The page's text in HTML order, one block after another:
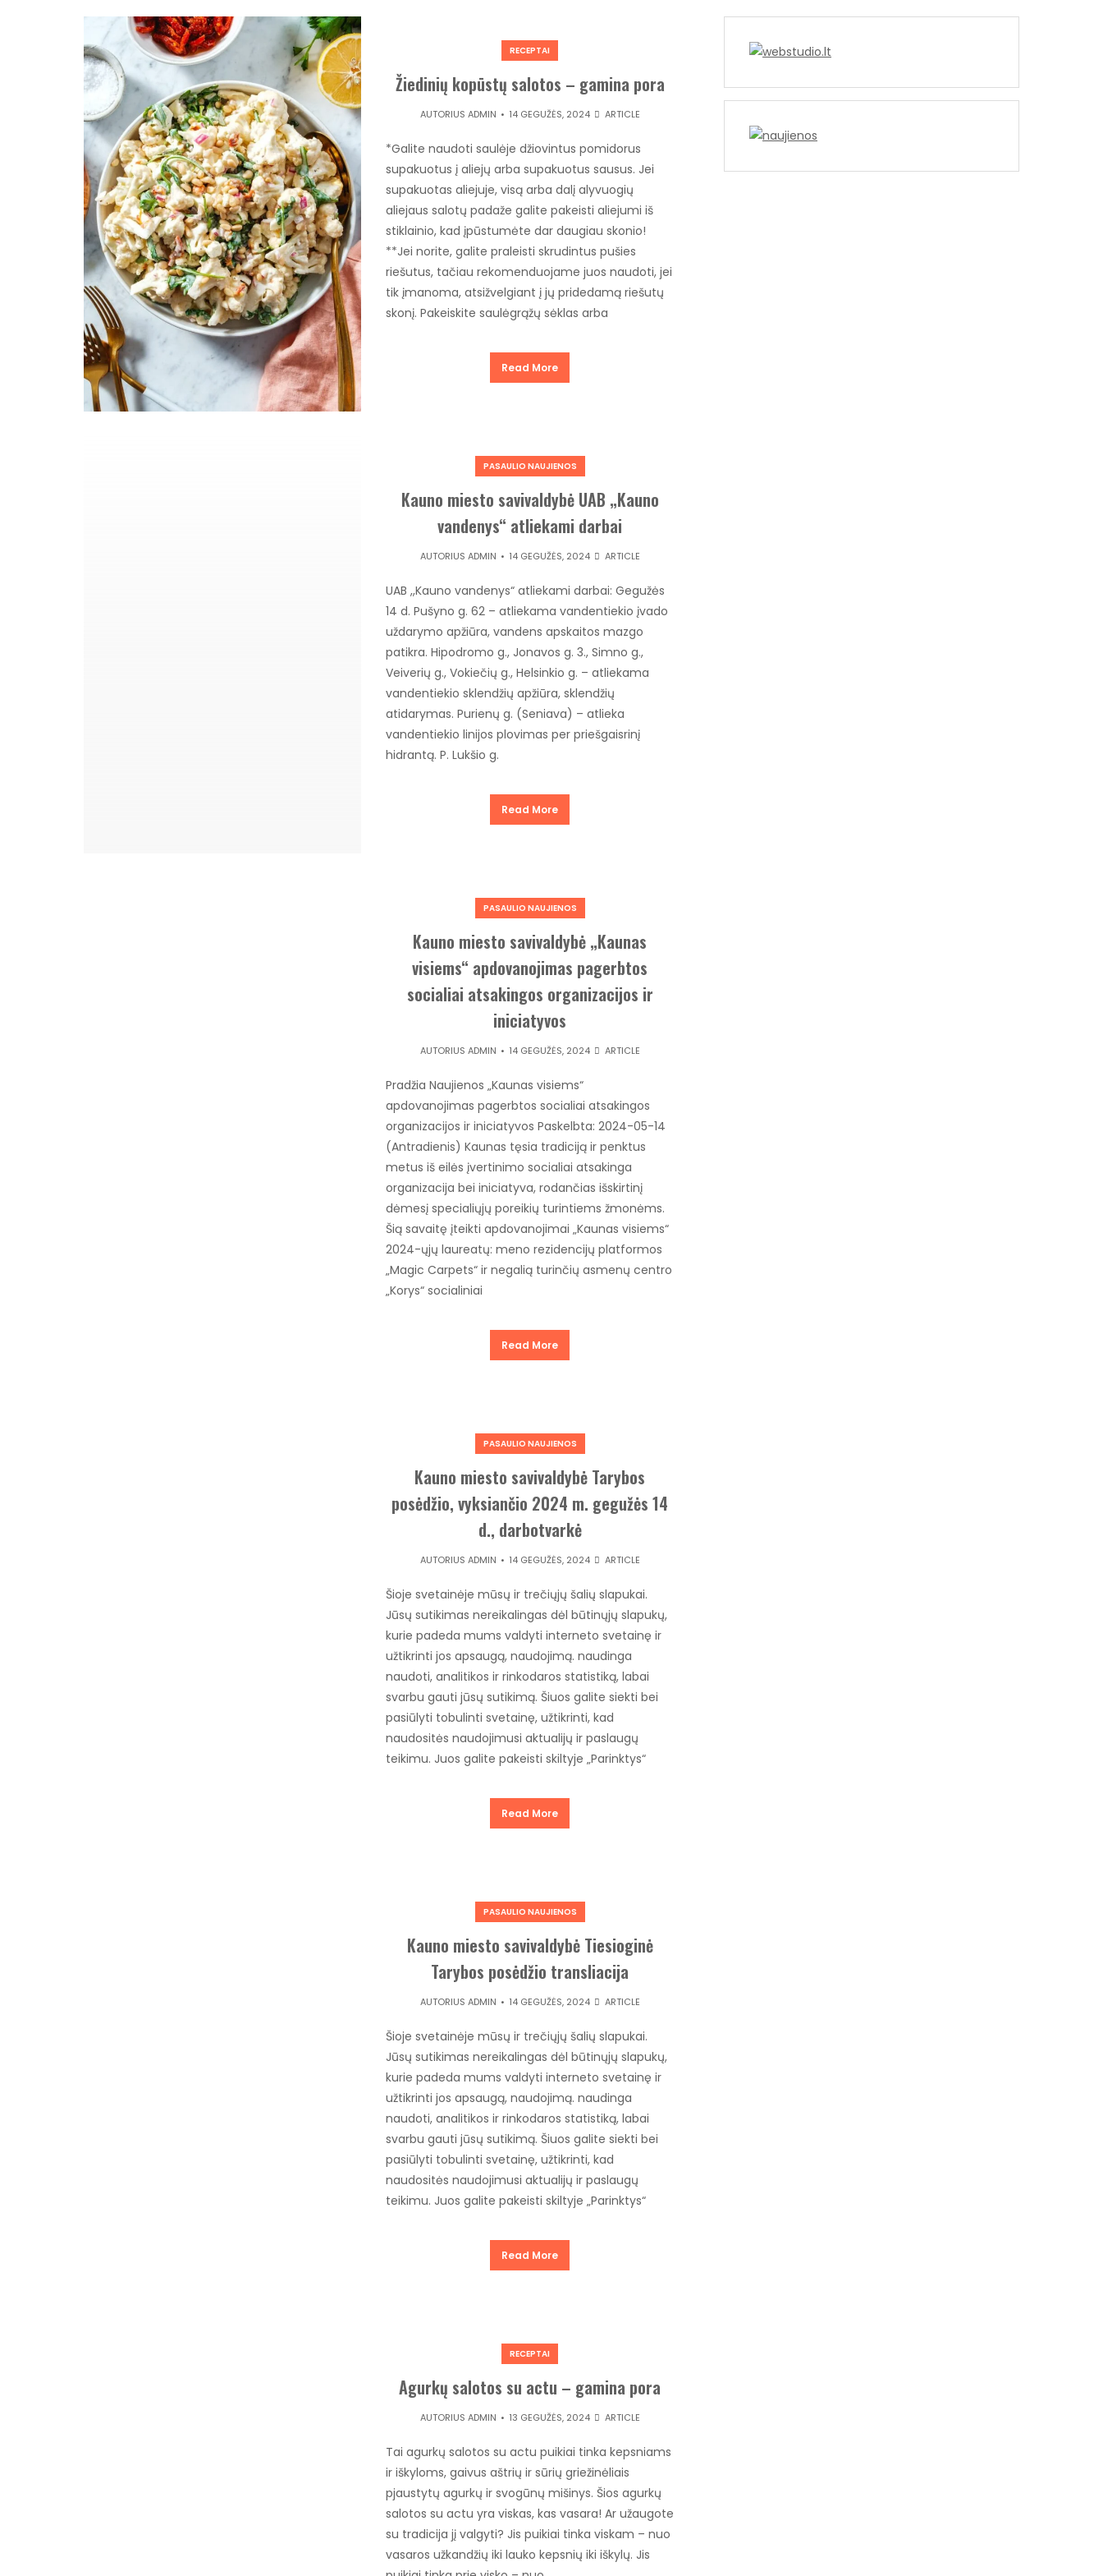
RECEPTAI
Žiedinių kopūstų salotos – gamina pora
AUTORIUS ADMIN 14 GEGUŽĖS, 2024 ARTICLE
*Galite naudoti saulėje džiovintus pomidorus
supakuotus į aliejų arba supakuotus sausus. Jei
supakuotas aliejuje, visą arba dalį alyvuogių
aliejaus salotų padaže galite pakeisti aliejumi iš
stiklainio, kad įpūstumėte dar daugiau skonio!
**Jei norite, galite praleisti skrudintus pušies
riešutus, tačiau rekomenduojame juos naudoti, jei
tik įmanoma, atsižvelgiant į jų pridedamą riešutų
skonį. Pakeiskite saulėgrąžų sėklas arba
Read More
PASAULIO NAUJIENOS
Kauno miesto savivaldybė UAB „Kauno
vandenys“ atliekami darbai
AUTORIUS ADMIN 14 GEGUŽĖS, 2024 ARTICLE
UAB ,,Kauno vandenys“ atliekami darbai: Gegužės
14 d. Pušyno g. 62 – atliekama vandentiekio įvado
uždarymo apžiūra, vandens apskaitos mazgo
patikra. Hipodromo g., Jonavos g. 3., Simno g.,
Veiverių g., Vokiečių g., Helsinkio g. – atliekama
vandentiekio sklendžių apžiūra, sklendžių
atidarymas. Purienų g. (Seniava) – atlieka
vandentiekio linijos plovimas per priešgaisrinį
hidrantą. P. Lukšio g.
Read More
PASAULIO NAUJIENOS
Kauno miesto savivaldybė „Kaunas
visiems“ apdovanojimas pagerbtos
socialiai atsakingos organizacijos ir
iniciatyvos
AUTORIUS ADMIN 14 GEGUŽĖS, 2024 ARTICLE
Pradžia Naujienos „Kaunas visiems“
apdovanojimas pagerbtos socialiai atsakingos
organizacijos ir iniciatyvos Paskelbta: 2024-05-14
(Antradienis) Kaunas tęsia tradiciją ir penktus
metus iš eilės įvertinimo socialiai atsakinga
organizacija bei iniciatyva, rodančias išskirtinį
dėmesį specialiųjų poreikių turintiems žmonėms.
Šią savaitę įteikti apdovanojimai „Kaunas visiems“
2024-ųjų laureatų: meno rezidencijų platformos
„Magic Carpets“ ir negalią turinčių asmenų centro
„Korys“ socialiniai
Read More
PASAULIO NAUJIENOS
Kauno miesto savivaldybė Tarybos
posėdžio, vyksiančio 2024 m. gegužės 14
d., darbotvarkė
AUTORIUS ADMIN 14 GEGUŽĖS, 2024 ARTICLE
Šioje svetainėje mūsų ir trečiųjų šalių slapukai.
Jūsų sutikimas nereikalingas dėl būtinųjų slapukų,
kurie padeda mums valdyti interneto svetainę ir
užtikrinti jos apsaugą, naudojimą. naudinga
naudoti, analitikos ir rinkodaros statistiką, labai
svarbu gauti jūsų sutikimą. Šiuos galite siekti bei
pasiūlyti tobulinti svetainę, užtikrinti, kad
naudositės naudojimusi aktualijų ir paslaugų
teikimu. Juos galite pakeisti skiltyje „Parinktys“
Read More
PASAULIO NAUJIENOS
Kauno miesto savivaldybė Tiesioginė
Tarybos posėdžio transliacija
AUTORIUS ADMIN 14 GEGUŽĖS, 2024 ARTICLE
Šioje svetainėje mūsų ir trečiųjų šalių slapukai.
Jūsų sutikimas nereikalingas dėl būtinųjų slapukų,
kurie padeda mums valdyti interneto svetainę ir
užtikrinti jos apsaugą, naudojimą. naudinga
naudoti, analitikos ir rinkodaros statistiką, labai
svarbu gauti jūsų sutikimą. Šiuos galite siekti bei
pasiūlyti tobulinti svetainę, užtikrinti, kad
naudositės naudojimusi aktualijų ir paslaugų
teikimu. Juos galite pakeisti skiltyje „Parinktys“
Read More
RECEPTAI
Agurkų salotos su actu – gamina pora
AUTORIUS ADMIN 13 GEGUŽĖS, 2024 ARTICLE
Tai agurkų salotos su actu puikiai tinka kepsniams
ir iškyloms, gaivus aštrių ir sūrių griežinėliais
pjaustytų agurkų ir svogūnų mišinys. Šios agurkų
salotos su actu yra viskas, kas vasara! Ar užaugote
su tradicija jį valgyti? Jis puikiai tinka viskam – nuo ​​
vasaros užkandžių iki lauko kepsnių iki iškylų. Jis